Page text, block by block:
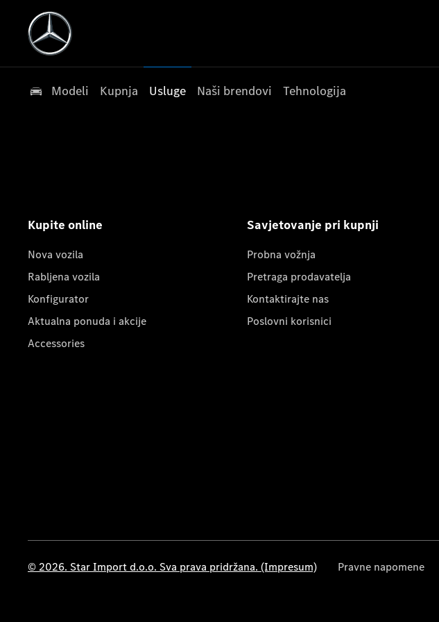
Modeli Kupnja Usluge Naši brendovi Tehnologija
Kupite online
Nova vozila
Rabljena vozila
Konfigurator
Aktualna ponuda i akcije
Accessories
Savjetovanje pri kupnji
Probna vožnja
Pretraga prodavatelja
Kontaktirajte nas
Poslovni korisnici
© 2026. Star Import d.o.o. Sva prava pridržana. (Impresum) Pravne napomene